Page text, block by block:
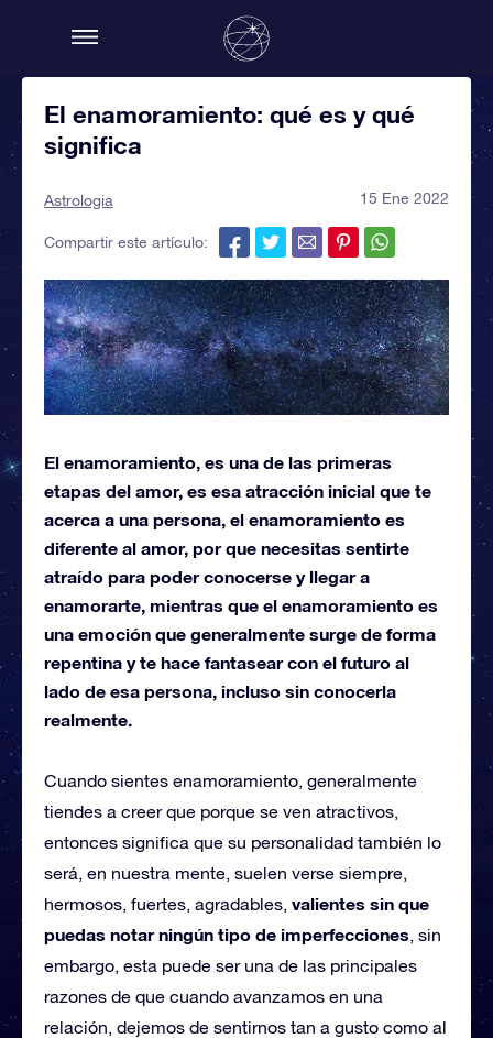
El enamoramiento: qué es y qué
significa
Astrologia 15 Ene 2022
Compartir este artículo:
El enamoramiento, es una de las primeras
etapas del amor, es esa atracción inicial que te
acerca a una persona, el enamoramiento es
diferente al amor, por que necesitas sentirte
atraído para poder conocerse y llegar a
enamorarte, mientras que el enamoramiento es
una emoción que generalmente surge de forma
repentina y te hace fantasear con el futuro al
lado de esa persona, incluso sin conocerla
realmente.
Cuando sientes enamoramiento, generalmente
tiendes a creer que porque se ven atractivos,
entonces significa que su personalidad también lo
será, en nuestra mente, suelen verse siempre,
hermosos, fuertes, agradables, valientes sin que
puedas notar ningún tipo de imperfecciones, sin
embargo, esta puede ser una de las principales
razones de que cuando avanzamos en una
relación, dejemos de sentirnos tan a gusto como al